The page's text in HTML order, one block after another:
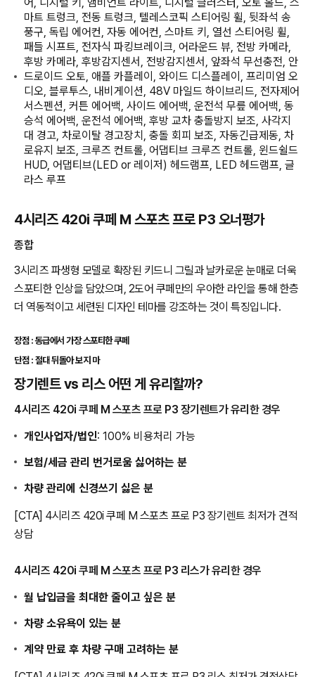
마트 트렁크, 전동 트렁크, 텔레스코픽 스티어링 휠, 뒷좌석 송
풍구, 독립 에어컨, 자동 에어컨, 스마트 키, 열선 스티어링 휠,
패들 시프트, 전자식 파킹브레이크, 어라운드 뷰, 전방 카메라,
후방 카메라, 후방감지센서, 전방감지센서, 앞좌석 무선충전, 안
드로이드 오토, 애플 카플레이, 와이드 디스플레이, 프리미엄 오
디오, 블루투스, 내비게이션, 48V 마일드 하이브리드, 전자제어
서스펜션, 커튼 에어백, 사이드 에어백, 운전석 무릎 에어백, 동
승석 에어백, 운전석 에어백, 후방 교차 충돌방지 보조, 사각지
대 경고, 차로이탈 경고장치, 충돌 회피 보조, 자동긴급제동, 차
로유지 보조, 크루즈 컨트롤, 어댑티브 크루즈 컨트롤, 윈드쉴드
HUD, 어댑티브(LED or 레이저) 헤드램프, LED 헤드램프, 글
라스 루프
4시리즈 420i 쿠페 M 스포츠 프로 P3 오너평가
종합
3시리즈 파생형 모델로 확장된 키드니 그릴과 날카로운 눈매로 더욱
스포티한 인상을 담았으며, 2도어 쿠페만의 우아한 라인을 통해 한층
더 역동적이고 세련된 디자인 테마를 강조하는 것이 특징입니다.
장점 : 동급에서 가장 스포티한 쿠페
단점 : 절대 뒤돌아 보지 마
장기렌트 vs 리스 어떤 게 유리할까?
4시리즈 420i 쿠페 M 스포츠 프로 P3 장기렌트가 유리한 경우
개인사업자/법인: 100% 비용처리 가능
보험/세금 관리 번거로움 싫어하는 분
차량 관리에 신경쓰기 싫은 분
[CTA] 4시리즈 420i 쿠페 M 스포츠 프로 P3 장기렌트 최저가 견적
상담
4시리즈 420i 쿠페 M 스포츠 프로 P3 리스가 유리한 경우
월 납입금을 최대한 줄이고 싶은 분
차량 소유욕이 있는 분
계약 만료 후 차량 구매 고려하는 분